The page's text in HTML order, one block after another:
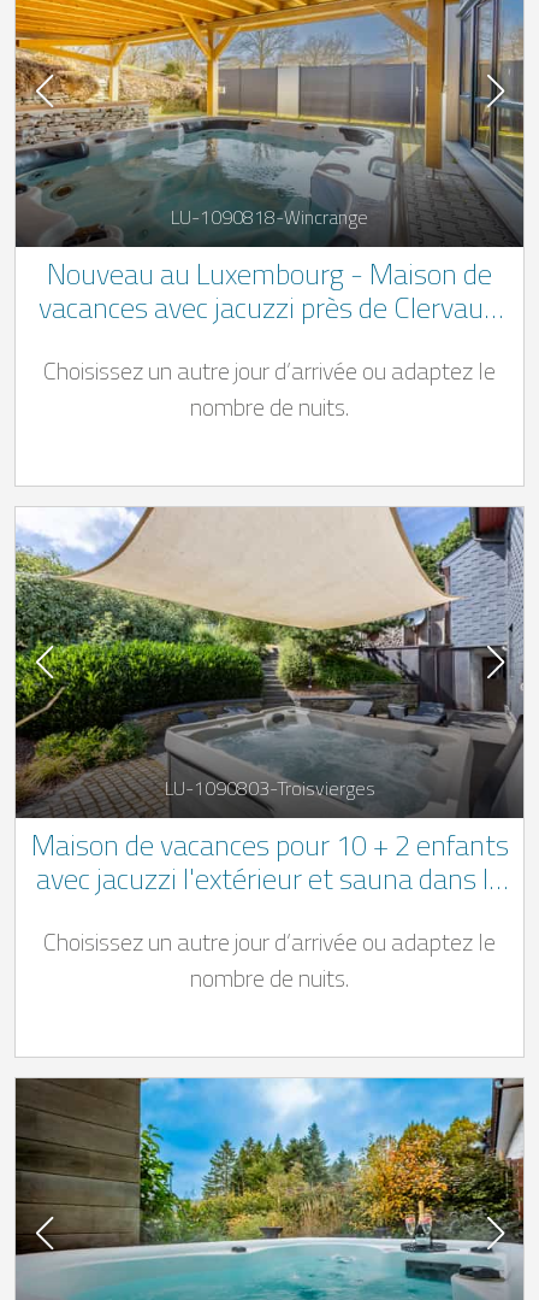
LU-1090818-Wincrange
Nouveau au Luxembourg - Maison de
vacances avec jacuzzi près de Clervaux,
dans la commune de Wincrange
Choisissez un autre jour d’arrivée ou adaptez le
nombre de nuits.
LU-1090803-Troisvierges
Maison de vacances pour 10 + 2 enfants
avec jacuzzi l'extérieur et sauna dans le
Choisissez un autre jour d’arrivée ou adaptez le
nombre de nuits.